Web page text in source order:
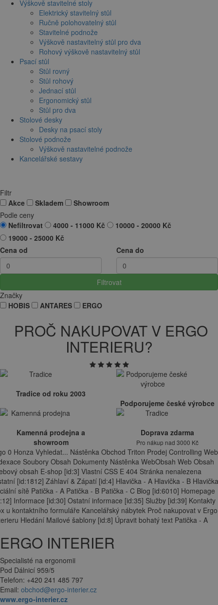
Výškově stavitelné stoly
Elektrický stavitelný stůl
Ručně polohovatelný stůl
Stavitelné podnože
Výškově nastavitelný stůl pro dva
Rohový výškově nastavitelný stůl
Psací stůl
Stůl rovný
Stůl rohový
Jednací stůl
Ergonomický stůl
Stůl pro dva
Stolové desky
Desky na psací stoly
Stolové podnože
Výškově nastavitelné podnože
Kancelářské sestavy
Filtr
Akce
Skladem
Showroom
Podle ceny
Nefiltrovat
4000 - 11000 Kč
10000 - 20000 Kč
19000 - 25000 Kč
Cena od
Cena do
Filtrovat
Značky
HOBIS
ANTARES ERGO
PROČ NAKUPOVAT V ERGO
INTERIERU?
Tradice od roku 2003
Podporujeme české výrobce
Kamenná prodejna a
showroom
Doprava zdarma
Pro nákup nad 3000 Kč
0 Honza Vyhledat... Nástěnka Obchod Triton Prodej Controlling Web
Soubory Obsah Dokumenty Nástěnka WebObsah Web Obsah
obsah E-shop [id:3] Vlastní CSS E 404 Stránka nenalezena
[id:1812] Záhlaví & Zápatí [id:4] Hlavička - A Hlavička - B
sítě Patička - A Patička - B Patička - C Blog [id:6010] Homepage
Informace [id:30] Ostatní informace [id:35] Služby [id:39] Kontakty
u kontaktního formuláře Kancelářský nábytek Proč nakupovat v Ergo
Hledání Mailové šablony [id:8] Úpravit bohatý text Patička - A
ERGO INTERIER
Specialisté na ergonomii
Pod Dálnicí 959/5
Telefon: +420 241 485 797
Email: obchod@ergo-interier.cz
www.ergo-interier.cz